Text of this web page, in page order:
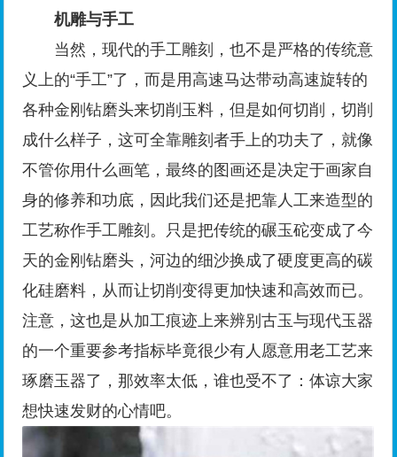
机雕与手工
当然，现代的手工雕刻，也不是严格的传统意
义上的“手工”了，而是用高速马达带动高速旋转的
各种金刚钻磨头来切削玉料，但是如何切削，切削
成什么样子，这可全靠雕刻者手上的功夫了，就像
不管你用什么画笔，最终的图画还是决定于画家自
身的修养和功底，因此我们还是把靠人工来造型的
工艺称作手工雕刻。只是把传统的碾玉砣变成了今
天的金刚钻磨头，河边的细沙换成了硬度更高的碳
化硅磨料，从而让切削变得更加快速和高效而已。
注意，这也是从加工痕迹上来辨别古玉与现代玉器
的一个重要参考指标毕竟很少有人愿意用老工艺来
琢磨玉器了，那效率太低，谁也受不了：体谅大家
想快速发财的心情吧。